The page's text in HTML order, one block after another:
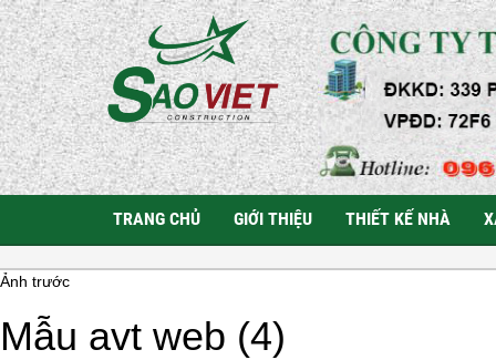
TRANG CHỦ GIỚI THIỆU THIẾT KẾ NHÀ
Ảnh trước
Mẫu avt web (4)